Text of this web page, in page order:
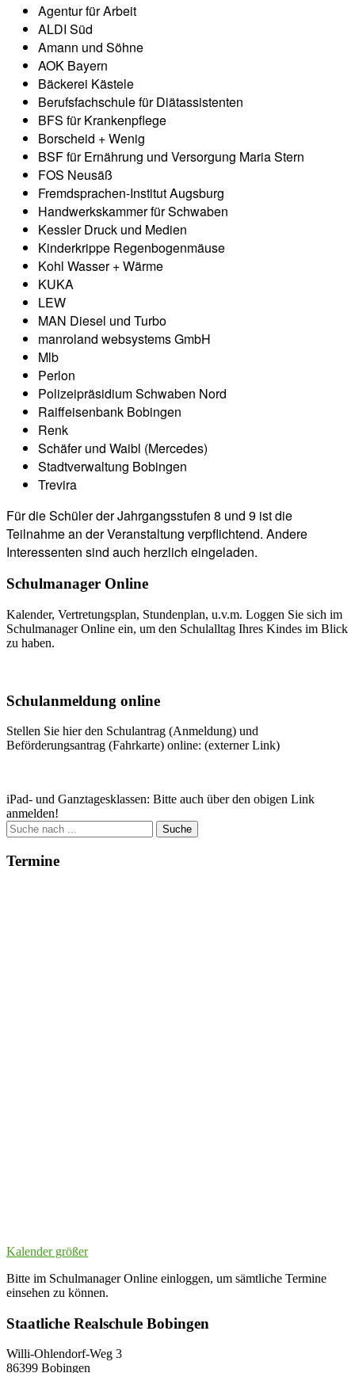
Agentur für Arbeit
ALDI Süd
Amann und Söhne
AOK Bayern
Bäckerei Kästele
Berufsfachschule für Diätassistenten
BFS für Krankenpflege
Borscheid + Wenig
BSF für Ernährung und Versorgung Maria Stern
FOS Neusäß
Fremdsprachen-Institut Augsburg
Handwerkskammer für Schwaben
Kessler Druck und Medien
Kinderkrippe Regenbogenmäuse
Kohl Wasser + Wärme
KUKA
LEW
MAN Diesel und Turbo
manroland websystems GmbH
Mlb
Perlon
Polizeipräsidium Schwaben Nord
Raiffeisenbank Bobingen
Renk
Schäfer und Waibl (Mercedes)
Stadtverwaltung Bobingen
Trevira
Für die Schüler der Jahrgangsstufen 8 und 9 ist die
Teilnahme an der Veranstaltung verpflichtend. Andere
Interessenten sind auch herzlich eingeladen.
Schulmanager Online
Kalender, Vertretungsplan, Stundenplan, u.v.m. Loggen Sie sich im
Schulmanager Online ein, um den Schulalltag Ihres Kindes im Blick
zu haben.
Schulanmeldung online
Stellen Sie hier den Schulantrag (Anmeldung) und
Beförderungsantrag (Fahrkarte) online: (externer Link)
iPad- und Ganztagesklassen: Bitte auch über den obigen Link
anmelden!
Suche
nach:
Termine
Kalender größer
Bitte im Schulmanager Online einloggen, um sämtliche Termine
einsehen zu können.
Staatliche Realschule Bobingen
Willi-Ohlendorf-Weg 3
86399 Bobingen